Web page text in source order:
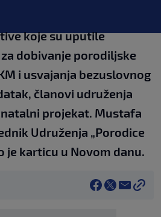
koje su uputile
dobivanje porodiljske
i usvajanja bezuslovnog
članovi udruženja
projekat. Mustafa
Udruženja „Porodice
je karticu u Novom danu.